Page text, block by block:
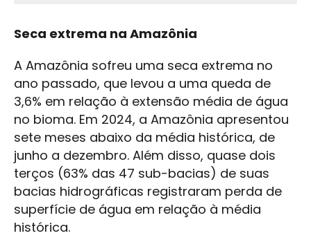
Seca extrema na Amazônia
A Amazônia sofreu uma seca extrema no
ano passado, que levou a uma queda de
3,6% em relação à extensão média de água
no bioma. Em 2024, a Amazônia apresentou
sete meses abaixo da média histórica, de
junho a dezembro. Além disso, quase dois
terços (63% das 47 sub-bacias) de suas
bacias hidrográficas registraram perda de
superfície de água em relação à média
histórica.